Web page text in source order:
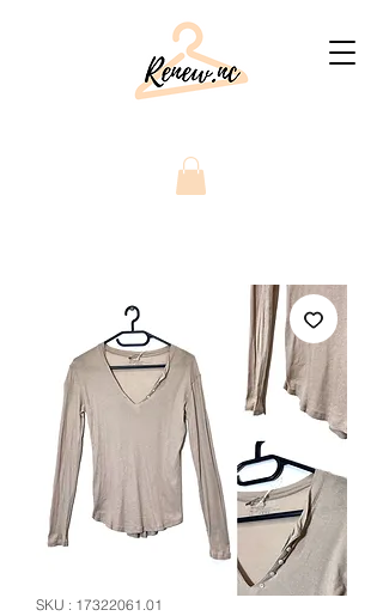
SKU : 17322061.01